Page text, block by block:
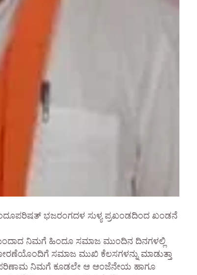
ಭಜರಂಗದಳ ಸುಳ್ಯ ಪ್ರಖಂಡದಿಂದ ಖಂಡನೆ
ನಿಮಗೆ ಹಿಂದೂ ಸಮಾಜ ಮುಂದಿನ ದಿನಗಳಲ್ಲಿ
ಸಮಾಜ ಮುಖಿ ಕೆಲಸಗಳನ್ನು ಮಾಡುತ್ತಾ
ಪರಿಣಾಮ ನಿಮಗೆ ಕೂಡಲೇ ಆ ಆಂಜೆನೇಯ ಹಾಗೂ